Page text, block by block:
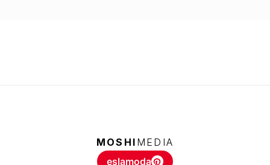
MOSHI MEDIA
eslamoda